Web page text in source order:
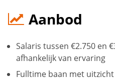
Aanbod
Salaris tussen €2.750 en
afhankelijk van ervaring
Fulltime baan met